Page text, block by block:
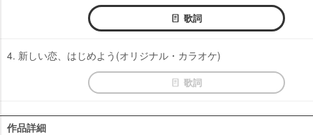
歌詞
4. 新しい恋、はじめよう(オリジナル・カラオケ)
歌詞
作品詳細